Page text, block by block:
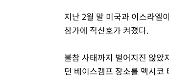
지난 2월 말 미국과 이스라엘
참가에 적신호가 켜졌다.
불참 사태까지 벌어지진 않았
던 베이스캠프 장소를 멕시코